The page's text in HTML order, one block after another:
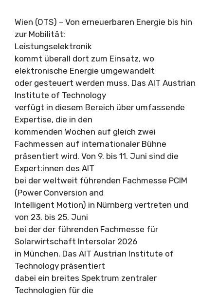
Wien (OTS) – Von erneuerbaren Energie bis hin
zur Mobilität:
Leistungselektronik
kommt überall dort zum Einsatz, wo
elektronische Energie umgewandelt
oder gesteuert werden muss. Das AIT Austrian
Institute of Technology
verfügt in diesem Bereich über umfassende
Expertise, die in den
kommenden Wochen auf gleich zwei
Fachmessen auf internationaler Bühne
präsentiert wird. Von 9. bis 11. Juni sind die
Expert:innen des AIT
bei der weltweit führenden Fachmesse PCIM
(Power Conversion and
Intelligent Motion) in Nürnberg vertreten und
von 23. bis 25. Juni
bei der der führenden Fachmesse für
Solarwirtschaft Intersolar 2026
in München. Das AIT Austrian Institute of
Technology präsentiert
dabei ein breites Spektrum zentraler
Technologien für die